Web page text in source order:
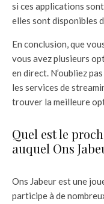
si ces applications
elles sont disponibles
En conclusion, que
vous avez plusieurs
en direct. N’oubliez
les services de
trouver la meilleure
Quel est le
auquel Ons
Ons Jabeur est une
participe à de